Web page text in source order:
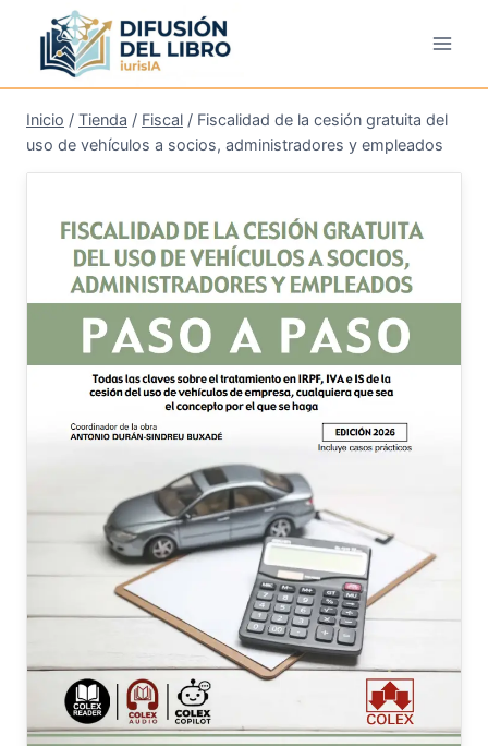
contenido
Inicio / Tienda / Fiscal / Fiscalidad de la cesión gratuita del
uso de vehículos a socios, administradores y empleados